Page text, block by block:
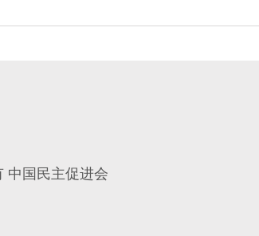
中国民主促进会